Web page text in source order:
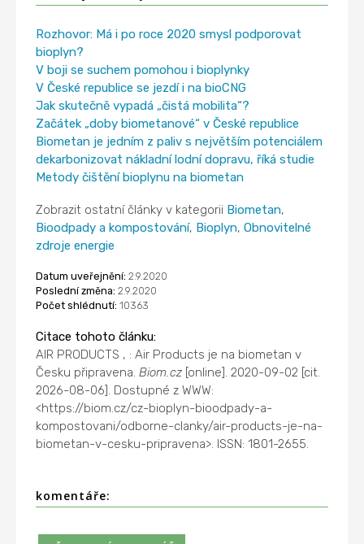
Rozhovor: Má i po roce 2020 smysl podporovat
bioplyn?
V boji se suchem pomohou i bioplynky
V České republice se jezdí i na bioCNG
Jak skutečně vypadá „čistá mobilita“?
Začátek „doby biometanové“ v České republice
Biometan je jedním z paliv s největším potenciálem
dekarbonizovat nákladní lodní dopravu, říká studie
Metody čištění bioplynu na biometan
Zobrazit ostatní články v kategorii Biometan,
Bioodpady a kompostování, Bioplyn,Obnovitelné
zdroje energie
Datum uveřejnění: 2.9.2020
Poslední změna: 2.9.2020
Počet shlédnutí: 10363
Citace tohoto článku:
AIR PRODUCTS , : Air Products je na biometan v
Česku připravena.Biom.cz [online]. 2020-09-02 [cit.
2026-08-06]. Dostupné z WWW:
<https://biom.cz/cz-bioplyn-bioodpady-a-
kompostovani/odborne-clanky/air-products-je-na-
biometan-v-cesku-pripravena>. ISSN: 1801-2655.
komentáře: